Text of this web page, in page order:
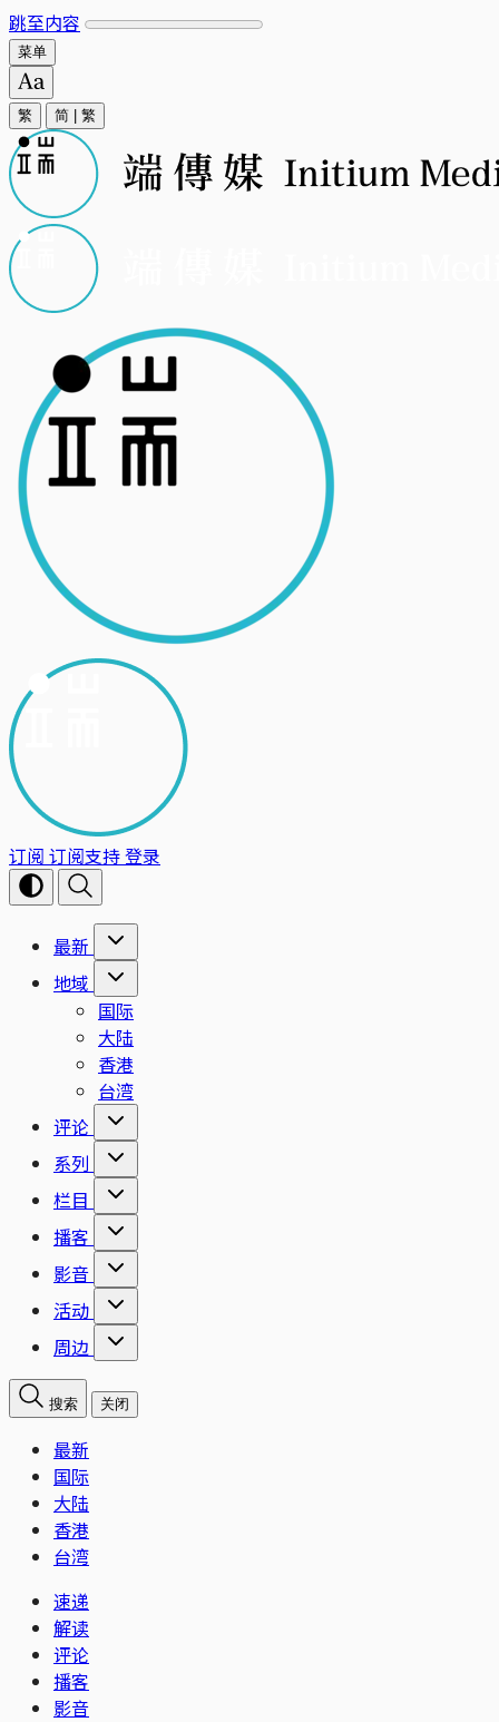
跳至内容
菜单
繁 简 繁
订阅 订阅支持登录
最新
地域
国际
大陆
香港
台湾
评论
系列
栏目
播客
影音
活动
周边
搜索 关闭
最新
国际
大陆
香港
台湾
速递
解读
评论
播客
影音